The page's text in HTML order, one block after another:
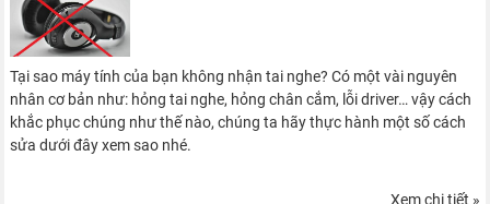
Tại sao máy tính của bạn không nhận tai nghe? Có một vài nguyên
nhân cơ bản như: hỏng tai nghe, hỏng chân cắm, lỗi driver… vậy cách
khắc phục chúng như thế nào, chúng ta hãy thực hành một số cách
sửa dưới đây xem sao nhé.
Xem chi tiết »